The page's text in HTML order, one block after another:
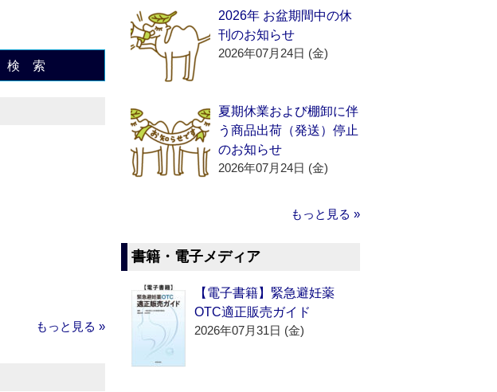
検 索
もっと見る »
2026年 お盆期間中の休
刊のお知らせ
2026年07月24日 (金)
夏期休業および棚卸に伴
う商品出荷（発送）停止
のお知らせ
2026年07月24日 (金)
もっと見る »
書籍・電子メディア
【電子書籍】緊急避妊薬
OTC適正販売ガイド
2026年07月31日 (金)